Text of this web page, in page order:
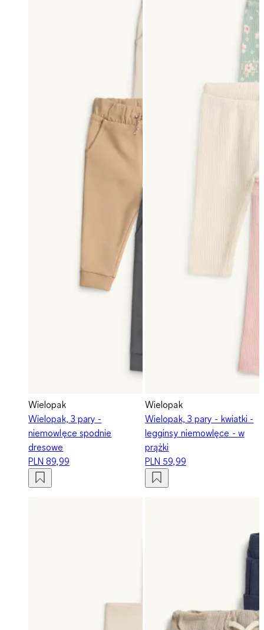
Wielopak
Wielopak, 3 pary -
niemowlęce spodnie
dresowe
PLN 89,99
Wielopak
Wielopak, 3 pary - kwiatki -
legginsy niemowlęce - w
prążki
PLN 59,99